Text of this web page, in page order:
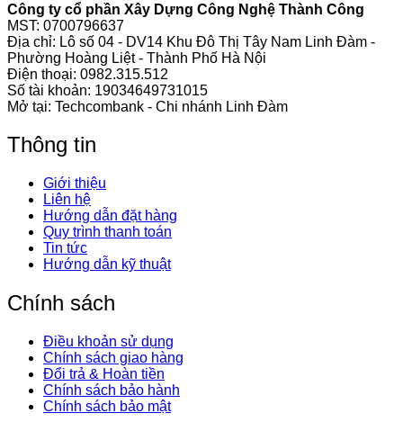
Công ty cổ phần Xây Dựng Công Nghệ Thành Công
MST: 0700796637
Địa chỉ: Lô số 04 - DV14 Khu Đô Thị Tây Nam Linh Đàm -
Phường Hoàng Liệt - Thành Phố Hà Nội
Điện thoại: 0982.315.512
Số tài khoản: 19034649731015
Mở tại: Techcombank - Chi nhánh Linh Đàm
Thông tin
Giới thiệu
Liên hệ
Hướng dẫn đặt hàng
Quy trình thanh toán
Tin tức
Hướng dẫn kỹ thuật
Chính sách
Điều khoản sử dụng
Chính sách giao hàng
Đổi trả & Hoàn tiền
Chính sách bảo hành
Chính sách bảo mật